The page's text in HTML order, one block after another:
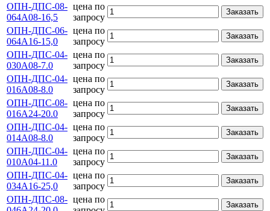
ОПН-ДПС-08-
064А08-16,5
цена по
запросу
Заказать
ОПН-ДПС-06-
064А16-15,0
цена по
запросу
Заказать
ОПН-ДПС-04-
030А08-7.0
цена по
запросу
Заказать
ОПН-ДПС-04-
016А08-8.0
цена по
запросу
Заказать
ОПН-ДПС-08-
016А24-20.0
цена по
запросу
Заказать
ОПН-ДПС-04-
014А08-8.0
цена по
запросу
Заказать
ОПН-ДПС-04-
010А04-11.0
цена по
запросу
Заказать
ОПН-ДПС-04-
034А16-25,0
цена по
запросу
Заказать
ОПН-ДПС-08- цена по
Заказать